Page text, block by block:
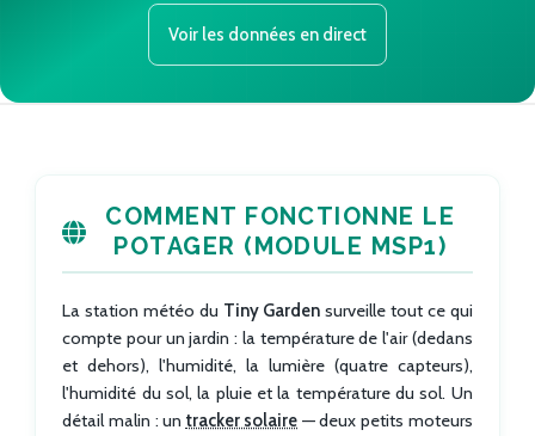
Voir les données en direct
COMMENT FONCTIONNE LE
POTAGER (MODULE MSP1)
La station météo du Tiny Garden surveille tout ce qui
compte pour un jardin : la température de l'air (dedans
et dehors), l'humidité, la lumière (quatre capteurs),
l'humidité du sol, la pluie et la température du sol. Un
détail malin : un tracker solaire — deux petits moteurs